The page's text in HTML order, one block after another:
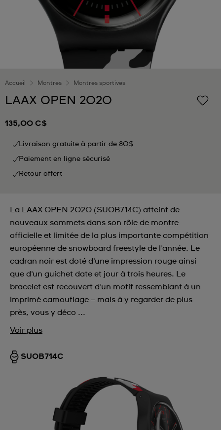
Accueil Montres Montres sportives
LAAX OPEN 2020
135,00 C$
Livraison gratuite à partir de 80$
Paiement en ligne sécurisé
Retour offert
La LAAX OPEN 2020 (SUOB714C) atteint de
nouveaux sommets dans son rôle de montre
officielle et limitée de la plus importante compétition
européenne de snowboard freestyle de l'année. Le
cadran noir est doté d'une impression rouge ainsi
que d'un guichet date et jour à trois heures. Le
bracelet est recouvert d'un motif ressemblant à un
imprimé camouflage – mais à y regarder de plus
près, vous y déco ...
Voir plus
SUOB714C